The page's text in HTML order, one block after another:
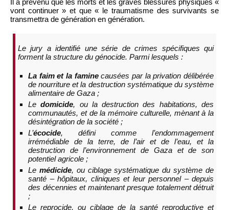
vont continuer » et que « le traumatisme des survivants se
transmettra de génération en génération.
Le jury a identifié une série de crimes spécifiques qui
forment la structure du génocide. Parmi lesquels :
La faim et la faminecausées par la privation délibérée
de nourriture et la destruction systématique du système
alimentaire de Gaza ;
Ledomicide, ou la destruction des habitations, des
communautés, et de la mémoire culturelle, mènant à la
désintégration de la société ;
L’écocide, défini comme l’endommagement
irrémédiable de la terre, de l’air et de l’eau, et la
destruction de l’environnement de Gaza et de son
potentiel agricole ;
Le médicide, ou ciblage systématique du système de
santé – hôpitaux, cliniques et leur personnel – depuis
des décennies et maintenant presque totalement détruit
;
Le reprocide, ou ciblage de la santé reproductive et